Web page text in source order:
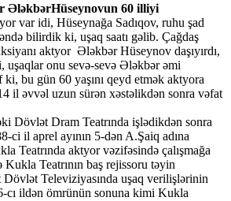
ƏləkbərHüseynovun 60 illiyi
var idi, Hüseynağa Sadıqov, ruhu şad
bilirdik ki, uşaq saatı gəlib. Çağdaş
aktyor Ələkbər Hüseynov daşıyırdı,
onu sevə-sevə Ələkbər əmi
ki, bu gün 60 yaşını qeyd etmək aktyora
il əvvəl uzun sürən xəstəlikdən sonra vəfat
Dövlət Dram Teatrında işlədikdən sonra
ci il aprel ayının 5-dən A.Şaiq adına
Teatrında aktyor vəzifəsində çalışmağa
Kukla Teatrının baş rejissoru təyin
Televiziyasında uşaq verilişlərinin
cı ildən ömrünün sonuna kimi Kukla